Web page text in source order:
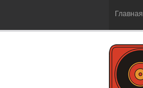
Главная